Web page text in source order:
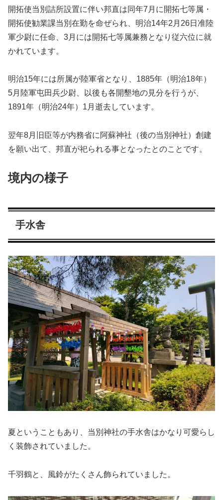
開拓使当別詰所設置に伴い邦直は同年7月に開拓七等属・
開拓使勧業課当別在勤を命ぜられ、明治14年2月26日准陸
軍少尉に任命、3月には開拓七等属兼務となり従六位に就
かれています。
明治15年には所属が陸軍省となり、1885年（明治18年）
5月陸軍屯田兵少尉、以後も各開墾地の見分を行うが、
1891年（明治24年）1月逝去しています。
翌年8月旧臣等が内務省に阿蘇神社（後の当別神社）創建
を願い出て、邦直が祀られる事となったとのことです。
境内の様子
手水舎
夏ということもあり、当別神社の手水舎はかなり可愛らし
く装飾されていました。
千羽鶴と、風鈴がたくさん飾られていました。